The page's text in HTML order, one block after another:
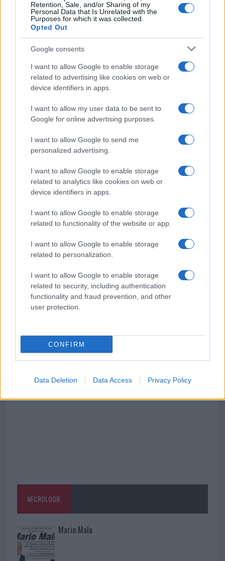
Retention, Sale, and/or Sharing of my
Personal Data that Is Unrelated with the
Purposes for which it was collected.
Opted Out
Google consents
I want to allow Google to enable storage
related to advertising like cookies on web or
device identifiers in apps.
I want to allow my user data to be sent to
Google for online advertising purposes.
I want to allow Google to send me
personalized advertising.
I want to allow Google to enable storage
related to analytics like cookies on web or
device identifiers in apps.
I want to allow Google to enable storage
related to functionality of the website or app.
I want to allow Google to enable storage
related to personalization.
I want to allow Google to enable storage
related to security, including authentication
functionality and fraud prevention, and other
user protection.
CONFIRM
Data Deletion Data Access Privacy Policy
ce
b
o
o
k
it
te
r
te
st
at
p
p
a
Articolo precedente
NOTIZIE RECENTI
Le previsioni meteo per il weekend a Olbia e in
Gallura
Michelle Hunziker in Gallura, bella anche dal
vivo: un amico vip svela come fa
Calangianus, dopo le polemiche il centro
accoglienza minori chiude
Olbia, divieto di sosta contro spaccio e degrado:
esplode la protesta
Pausa caffè impeccabile: come scegliere la
soluzione ideale per la casa e l’ufficio
Raid nelle campagne di Berchidda, rischio per
NECROLOGIE
Mario Malu